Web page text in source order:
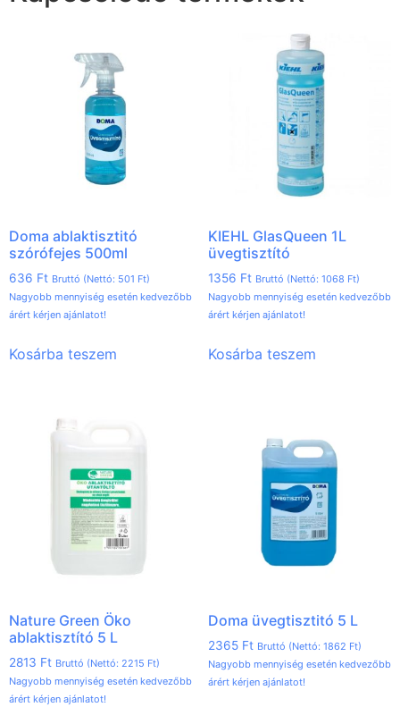
Doma ablaktisztitó
szórófejes 500ml
636 Ft Bruttó (Nettó: 501 Ft)
Nagyobb mennyiség esetén kedvezőbb
árért kérjen ajánlatot!
Kosárba teszem
KIEHL GlasQueen 1L
üvegtisztító
1356 Ft Bruttó (Nettó: 1068 Ft)
Nagyobb mennyiség esetén kedvezőbb
árért kérjen ajánlatot!
Kosárba teszem
Nature Green Öko
ablaktisztító 5 L
2813 Ft Bruttó (Nettó: 2215 Ft)
Nagyobb mennyiség esetén kedvezőbb
árért kérjen ajánlatot!
Doma üvegtisztitó 5 L
2365 Ft Bruttó (Nettó: 1862 Ft)
Nagyobb mennyiség esetén kedvezőbb
árért kérjen ajánlatot!